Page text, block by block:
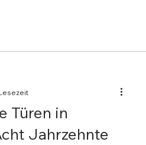
Türen in
Jahrzehnte